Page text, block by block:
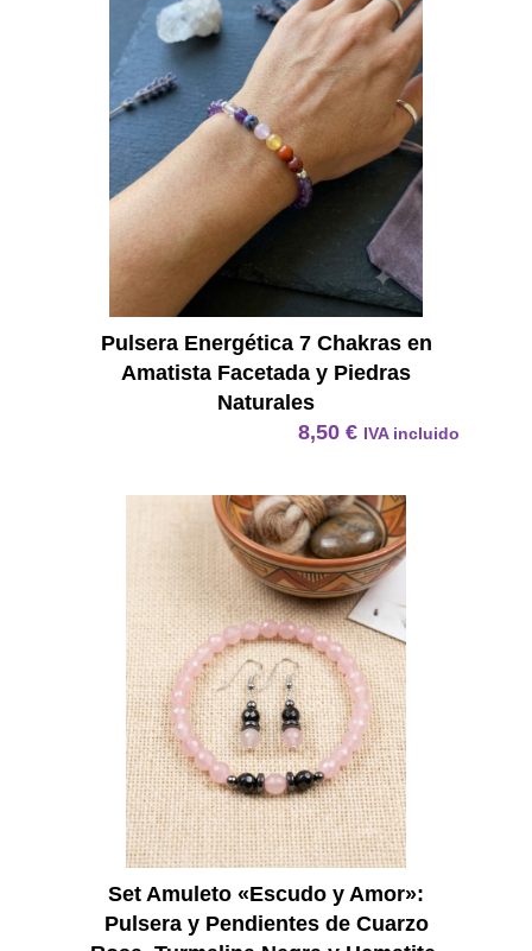
Pulsera Energética 7 Chakras en
Amatista Facetada y Piedras
Naturales
8,50 € IVA incluido
Set Amuleto «Escudo y Amor»:
Pulsera y Pendientes de Cuarzo